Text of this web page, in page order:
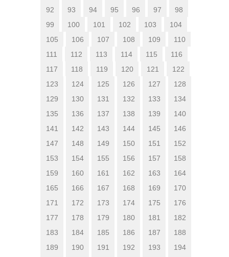
92
93 94 95 96 97
98
99
100 101 102 103
104
105
106 107 108 109
110
111
112 113 114 115
116
117
118 119 120 121
122
123
124 125 126 127
128
129
130 131 132 133
134
135
136 137 138 139
140
141
142 143 144 145
146
147
148 149 150 151
152
153
154 155 156 157
158
159
160 161 162 163
164
165
166 167 168 169
170
171
172 173 174 175
176
177
178 179 180 181
182
183
184 185 186 187
188
189
190 191 192 193
194